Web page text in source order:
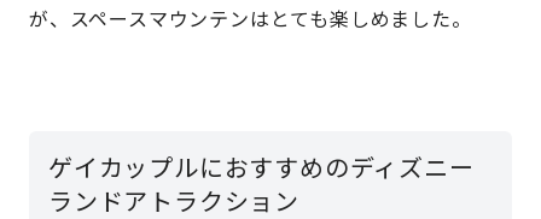
が、スペースマウンテンはとても楽しめました。
ゲイカップルにおすすめのディズニー
ランドアトラクション